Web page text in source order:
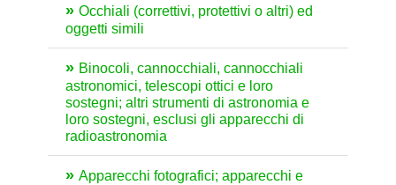
Occhiali (correttivi, protettivi o altri) ed
oggetti simili
Binocoli, cannocchiali, cannocchiali
astronomici, telescopi ottici e loro
sostegni; altri strumenti di astronomia e
loro sostegni, esclusi gli apparecchi di
radioastronomia
Apparecchi fotografici; apparecchi e